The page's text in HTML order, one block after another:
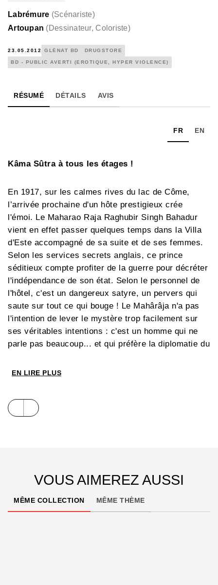
Labrémure (Scénariste)
Artoupan (Dessinateur, Coloriste)
23.05.2012 GLÉNAT BD DRUGSTORE
BD - PUBLIC AVERTI (EROTIQUE, HYPER VIOLENCE)
RÉSUMÉ DÉTAILS AVIS
FR EN
Kâma Sûtra à tous les étages !
En 1917, sur les calmes rives du lac de Côme,
l’arrivée prochaine d'un hôte prestigieux crée
l'émoi. Le Maharao Raja Raghubir Singh Bahadur
vient en effet passer quelques temps dans la Villa
d'Este accompagné de sa suite et de ses femmes.
Selon les services secrets anglais, ce prince
séditieux compte profiter de la guerre pour décréter
l'indépendance de son état. Selon le personnel de
l'hôtel, c'est un dangereux satyre, un pervers qui
saute sur tout ce qui bouge ! Le Mahârâja n'a pas
l'intention de lever le mystère trop facilement sur
ses véritables intentions : c'est un homme qui ne
parle pas beaucoup... et qui préfère la diplomatie du
ce le contexte de la guerre ou le dépaysement qui
pratiquer avec une vibrante ardeur les positions du
Kâma-Sûtra…
sulfureux !
EN LIRE PLUS
VOUS AIMEREZ AUSSI
MÊME COLLECTION MÊME THÈME